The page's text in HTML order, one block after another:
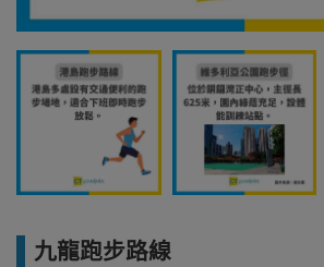
九龍跑步路線